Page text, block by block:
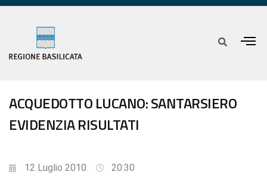
ACQUEDOTTO LUCANO: SANTARSIERO
EVIDENZIA RISULTATI
12 Luglio 2010 20:30